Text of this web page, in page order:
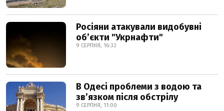
Росіяни атакували видобувні
обʼєкти "Укрнафти"
9 СЕРПНЯ, 16:32
В Одесі проблеми з водою та
звʼязком після обстрілу
9 СЕРПНЯ, 11:00